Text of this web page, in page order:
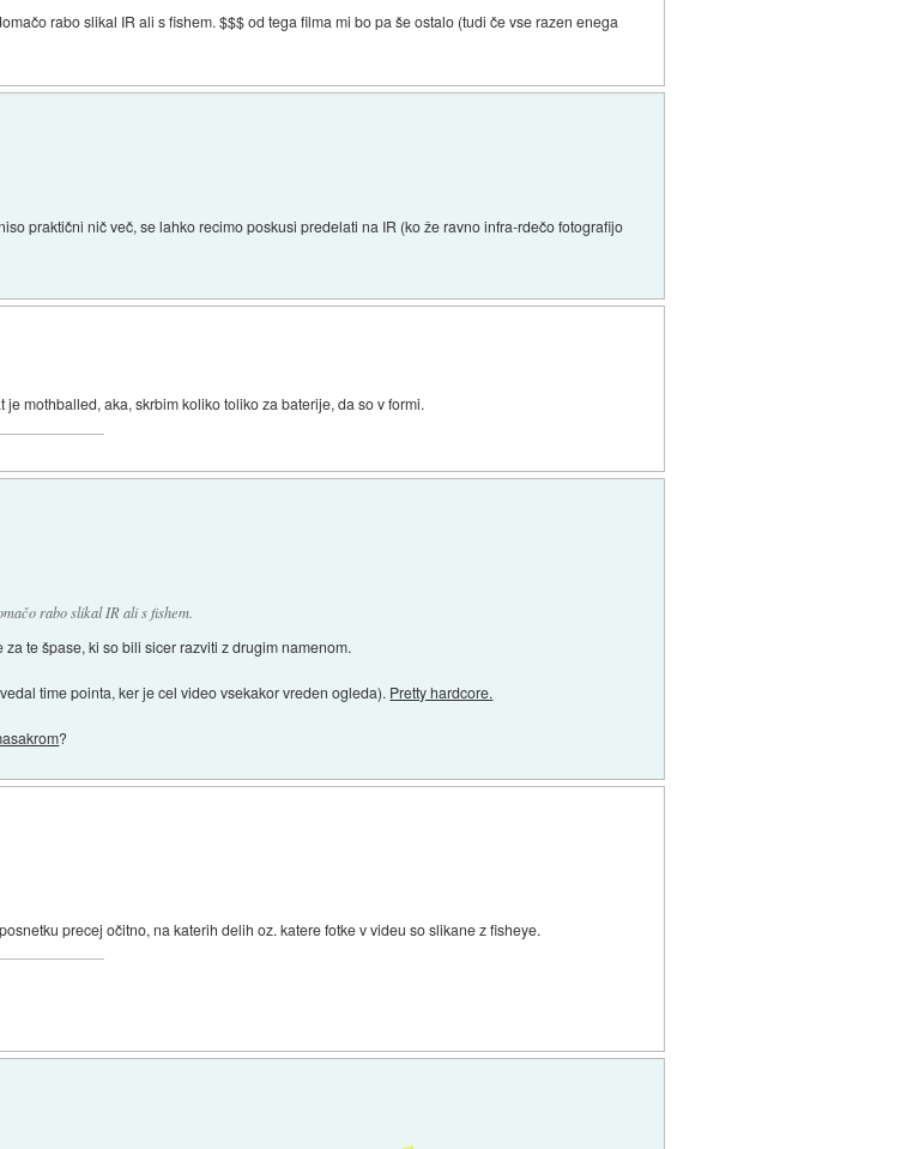
rabo slikal IR ali s fishem. $$$ od tega filma mi bo pa še ostalo (tudi če vse razen enega
praktični nič več, se lahko recimo poskusi predelati na IR (ko že ravno infra-rdečo fotografijo
mothballed, aka, skrbim koliko toliko za baterije, da so v formi.
rabo slikal IR ali s fishem.
te špase, ki so bili sicer razviti z drugim namenom.
time pointa, ker je cel video vsekakor vreden ogleda). Pretty hardcore.
?
precej očitno, na katerih delih oz. katere fotke v videu so slikane z fisheye.